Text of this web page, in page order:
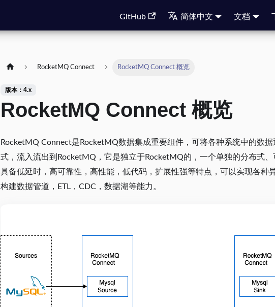
GitHub 简体中文 文档
RocketMQ Connect RocketMQ Connect 概览
版本：4.x
RocketMQ Connect 概览
RocketMQ Connect是RocketMQ数据集成重要组件，可将各种系统中的数
式，流入流出到RocketMQ，它是独立于RocketMQ的，一个单独的分布式
具备低延时，高可靠性，高性能，低代码，扩展性强等特点，可以实现各种
构建数据管道，ETL，CDC，数据湖等能力。